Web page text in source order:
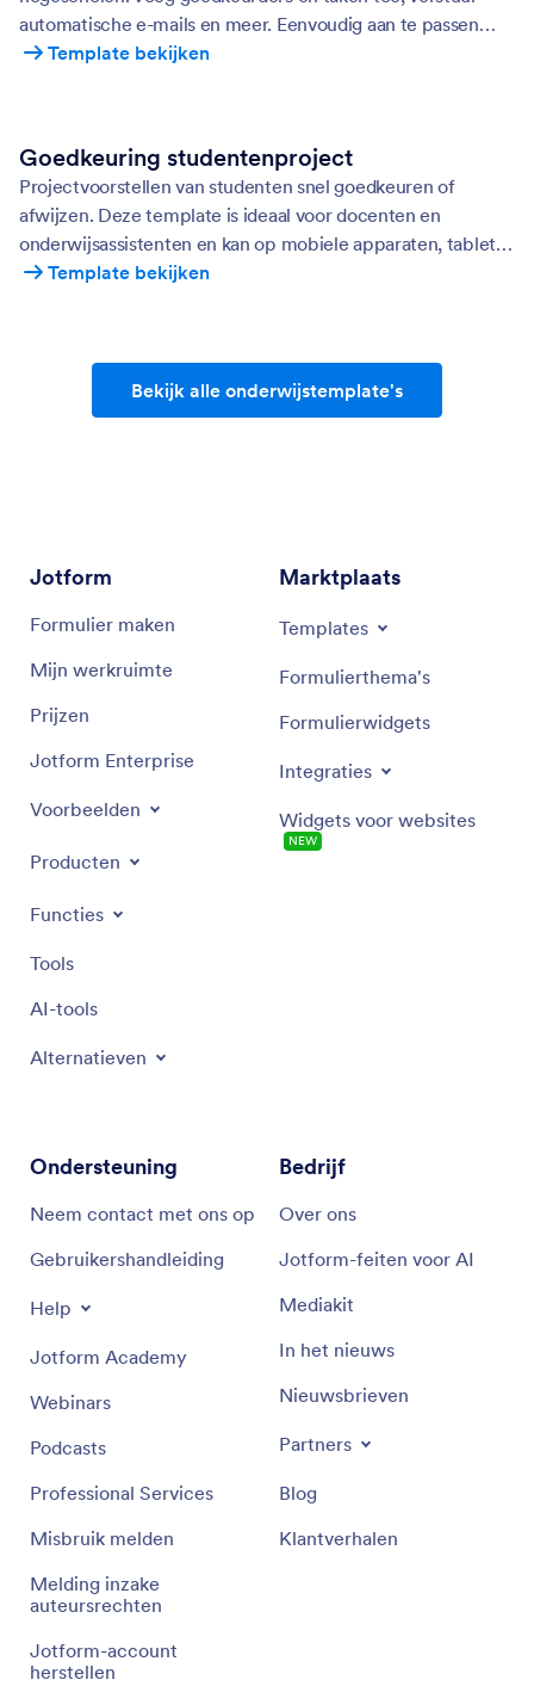
automatische e-mails en meer. Eenvoudig aan te passen
zonder codering.
Template bekijken
Goedkeuring studentenproject
Projectvoorstellen van studenten snel goedkeuren of
afwijzen. Deze template is ideaal voor docenten en
onderwijsassistenten en kan op mobiele apparaten, tablets
en desktops worden gebruikt.
Template bekijken
Bekijk alle onderwijstemplate's
Jotform
Formulier maken
Mijn werkruimte
Prijzen
Jotform Enterprise
Voorbeelden
Producten
Functies
Tools
AI-tools
Alternatieven
Marktplaats
Templates
Formulierthema's
Formulierwidgets
Integraties
Widgets voor websites
NEW
Ondersteuning
Neem contact met ons op
Gebruikershandleiding
Help
Jotform Academy
Webinars
Podcasts
Professional Services
Misbruik melden
Melding inzake
auteursrechten
Jotform-account
herstellen
Bedrijf
Over ons
Jotform-feiten voor AI
Mediakit
In het nieuws
Nieuwsbrieven
Partners
Blog
Klantverhalen